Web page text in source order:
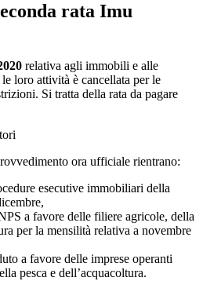
rata Imu
relativa agli immobili e alle
loro attività è cancellata per le
Si tratta della rata da pagare
ora ufficiale rientrano:
esecutive immobiliari della
a favore delle filiere agricole, della
per la mensilità relativa a novembre
a favore delle imprese operanti
pesca e dell’acquacoltura.